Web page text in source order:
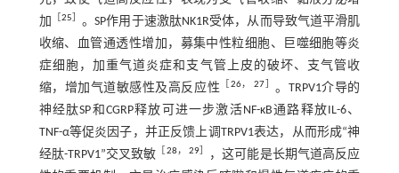
加
25
。SP作用于速激肽NK1R受体，从而导致气道平滑肌
收缩、血管通透性增加，募集中性粒细胞、巨噬细胞等炎
症细胞，加重气道炎症和支气管上皮的破坏、支气管收
缩，增加气道敏感性及高反应性
26，27
。TRPV1介导的
神经肽SP和CGRP释放可进一步激活NF-κB通路释放IL-6、
TNF-α等促炎因子，并正反馈上调TRPV1表达，从而形成“神
经肽-TRPV1”交叉致敏
28， 29］
，这可能是长期气道高反应